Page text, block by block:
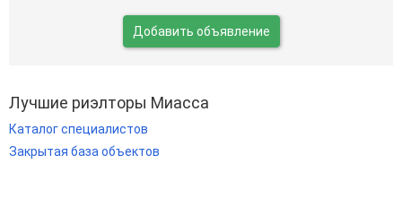
Добавить объявление
Лучшие риэлторы Миасса
Каталог специалистов
Закрытая база объектов